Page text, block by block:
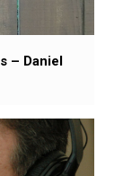
– Daniel